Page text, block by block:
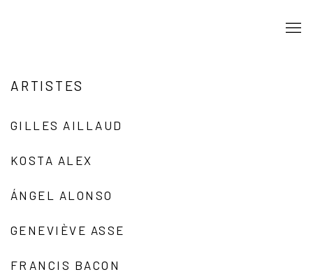
ARTISTES
GILLES AILLAUD
KOSTA ALEX
ÁNGEL ALONSO
GENEVIÈVE ASSE
FRANCIS BACON